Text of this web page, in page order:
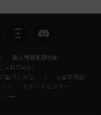
個人情報処理方針
ス利用規約
基づく表記
ゲーム基本情報
ド
サポートセンター
シー